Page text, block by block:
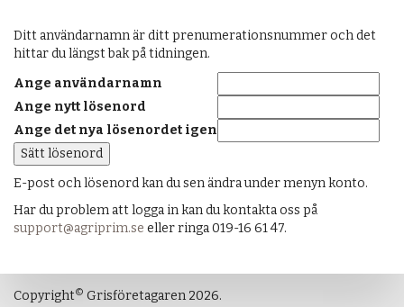
Ditt användarnamn är ditt prenumerationsnummer och det
hittar du längst bak på tidningen.
Ange användarnamn
Ange nytt lösenord
Ange det nya lösenordet igen
E-post och lösenord kan du sen ändra under menyn konto.
Har du problem att logga in kan du kontakta oss på
support@agriprim.se eller ringa 019-16 61 47.
Copyright© Grisföretagaren 2026.